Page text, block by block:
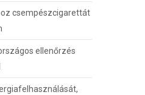
csempészcigarettát
ellenőrzés